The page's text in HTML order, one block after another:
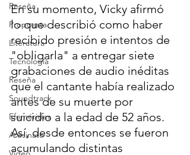
Reseña
Propuesta
Literatura
Tecnología
Reseña
Soundtrack
Efemérides
Asesinato
En su momento, Vicky afirmó
lo que describió como haber
recibido presión e intentos de
"obligarla" a entregar siete
grabaciones de audio inéditas
que el cantante había realizado
antes de su muerte por
suicidio a la edad de 52 años.
Así, desde entonces se fueron
acumulando distintas